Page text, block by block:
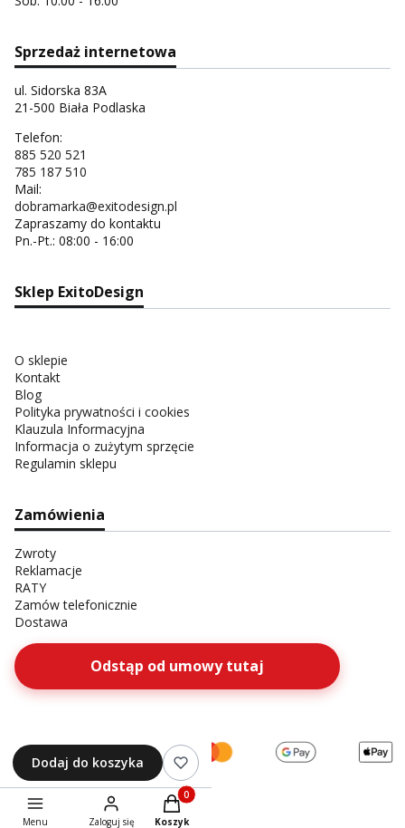
Sprzedaż internetowa
ul. Sidorska 83A
21-500 Biała Podlaska
Telefon:
885 520 521
785 187 510
Mail:
dobramarka@exitodesign.pl
Zapraszamy do kontaktu
Pn.-Pt.: 08:00 - 16:00
Sklep ExitoDesign
O sklepie
Kontakt
Blog
Polityka prywatności i cookies
Klauzula Informacyjna
Informacja o zużytym sprzęcie
Regulamin sklepu
Zamówienia
Zwroty
Reklamacje
RATY
Zamów telefonicznie
Dostawa
Odstąp od umowy tutaj
Dodaj do koszyka
Menu Zaloguj się
Produkty w koszyku: 0. Zobacz szczegóły
Koszyk